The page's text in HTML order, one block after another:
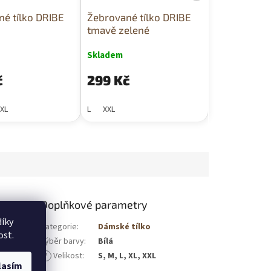
tílko DRIBE
Žebrované tílko DRIBE
tmavě zelené
Skladem
299 Kč
L XXL
kousek
Doplňkové parametry
Kategorie:
Dámské tílko
Výběr barvy:
Bílá
? Velikost: S, M, L, XL, XXL